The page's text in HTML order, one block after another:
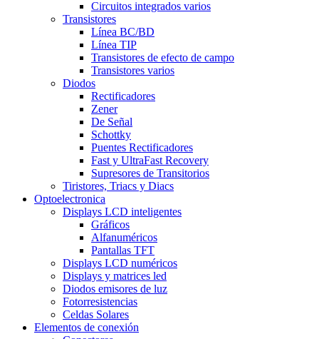
Circuitos integrados varios
Transistores
Línea BC/BD
Línea TIP
Transistores de efecto de campo
Transistores varios
Diodos
Rectificadores
Zener
De Señal
Schottky
Puentes Rectificadores
Fast y UltraFast Recovery
Supresores de Transitorios
Tiristores, Triacs y Diacs
Optoelectronica
Displays LCD inteligentes
Gráficos
Alfanuméricos
Pantallas TFT
Displays LCD numéricos
Displays y matrices led
Diodos emisores de luz
Fotorresistencias
Celdas Solares
Elementos de conexión